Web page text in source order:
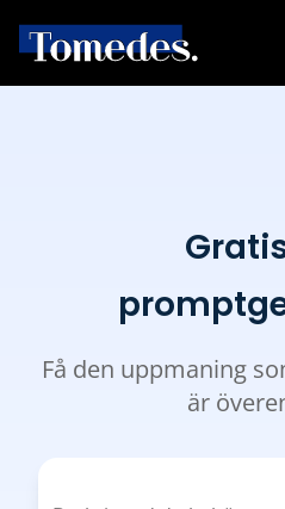
Få den uppmaning
är